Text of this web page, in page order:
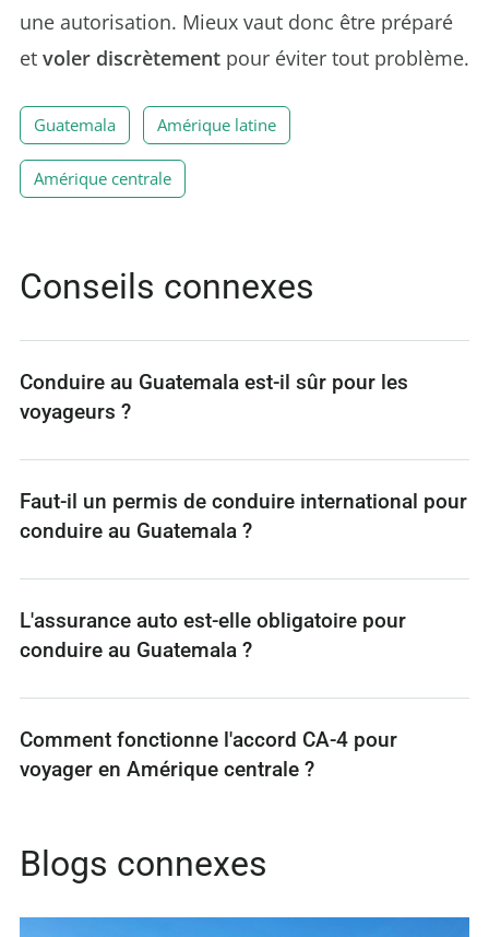
une autorisation. Mieux vaut donc être préparé
et voler discrètement pour éviter tout problème.
Guatemala Amérique latine
Amérique centrale
Conseils connexes
Conduire au Guatemala est-il sûr pour les
voyageurs ?
Faut-il un permis de conduire international pour
conduire au Guatemala ?
L'assurance auto est-elle obligatoire pour
conduire au Guatemala ?
Comment fonctionne l'accord CA-4 pour
voyager en Amérique centrale ?
Blogs connexes